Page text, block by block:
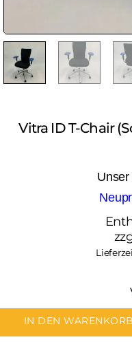
Vitra ID T-Chair
IN DEN WARENKORB